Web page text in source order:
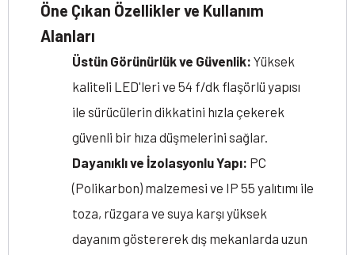
Öne Çıkan Özellikler ve Kullanım
Alanları
Üstün Görünürlük ve Güvenlik: Yüksek
kaliteli LED'leri ve 54 f/dk flaşörlü yapısı
ile sürücülerin dikkatini hızla çekerek
güvenli bir hıza düşmelerini sağlar.
Dayanıklı ve İzolasyonlu Yapı: PC
(Polikarbon) malzemesi ve IP 55 yalıtımı ile
toza, rüzgara ve suya karşı yüksek
dayanım göstererek dış mekanlarda uzun